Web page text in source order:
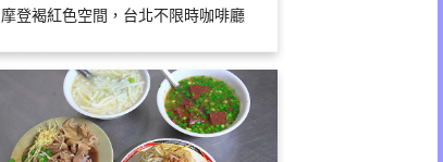
摩登褐紅色空間，台北不限時咖啡廳